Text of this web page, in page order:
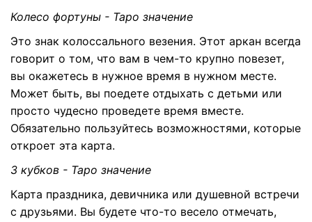
Колесо фортуны - Таро значение
Это знак колоссального везения. Этот аркан всегда
говорит о том, что вам в чем-то крупно повезет,
вы окажетесь в нужное время в нужном месте.
Может быть, вы поедете отдыхать с детьми или
просто чудесно проведете время вместе.
Обязательно пользуйтесь возможностями, которые
откроет эта карта.
3 кубков - Таро значение
Карта праздника, девичника или душевной встречи
с друзьями. Вы будете что-то весело отмечать,